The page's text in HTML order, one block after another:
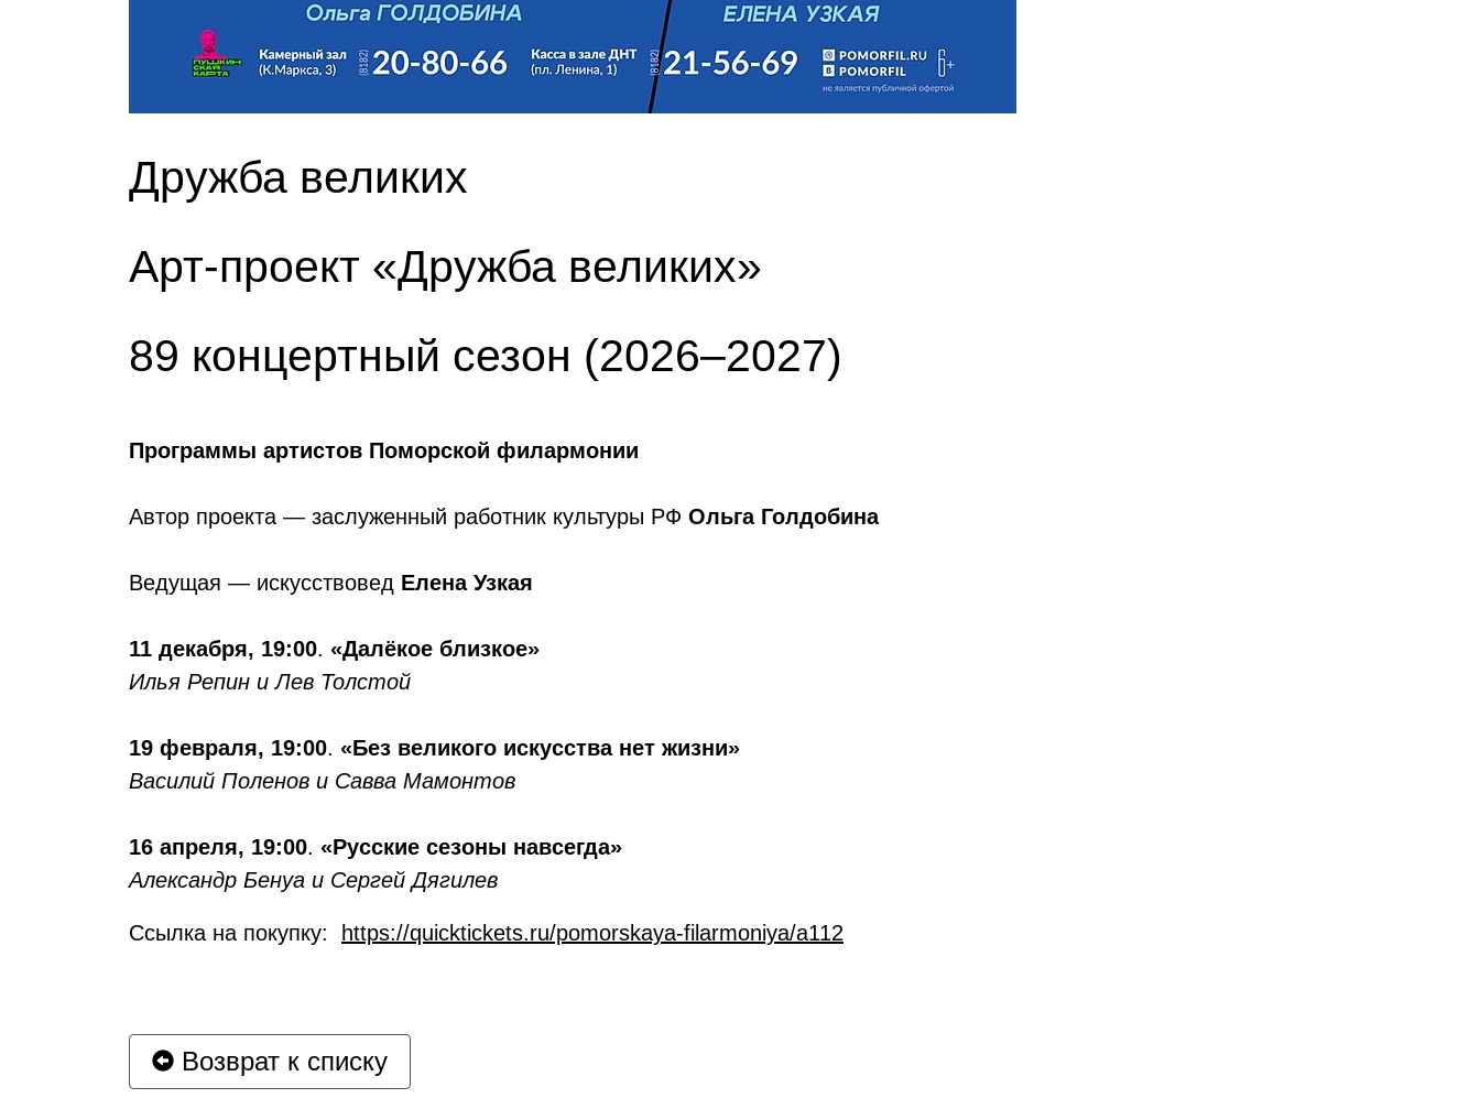
Дружба великих
Арт-проект «Дружба великих»
89 концертный сезон (2026–2027)
Программы артистов Поморской филармонии
Автор проекта — заслуженный работник культуры РФ Ольга Голдобина
Ведущая — искусствовед Елена Узкая
11 декабря, 19:00. «Далёкое близкое»
Илья Репин и Лев Толстой
19 февраля, 19:00. «Без великого искусства нет жизни»
Василий Поленов и Савва Мамонтов
16 апреля, 19:00. «Русские сезоны навсегда»
Александр Бенуа и Сергей Дягилев
Ссылка на покупку: https://quicktickets.ru/pomorskaya-filarmoniya/a112
Возврат к списку